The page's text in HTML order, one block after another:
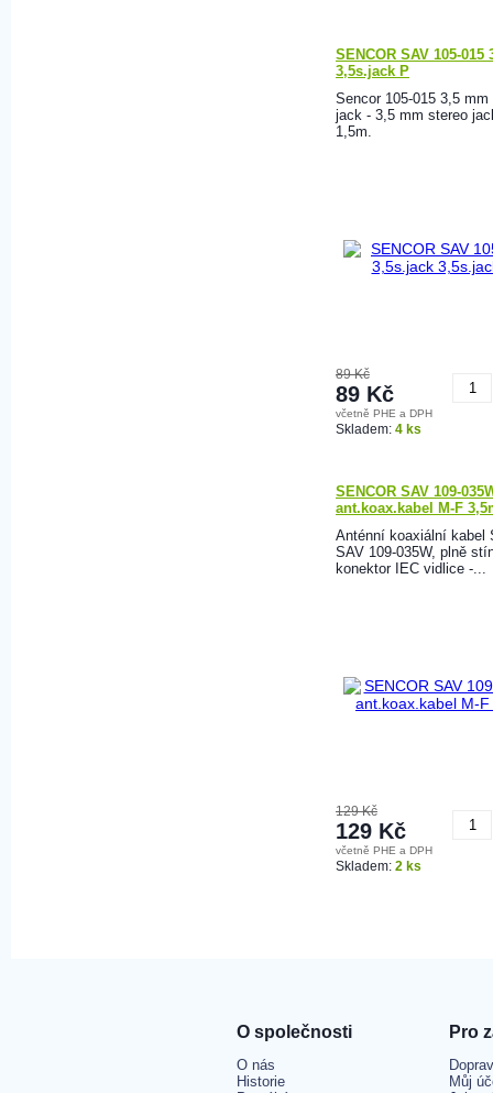
SENCOR SAV 105-015
3,5s.jack P
Sencor 105-015 3,5 mm
jack - 3,5 mm stereo
1,5m.
89 Kč
89 Kč
včetně PHE a DPH
Skladem: 4 ks
SENCOR SAV 109-
ant.koax.kabel M-F
Anténní koaxiální kabel
SAV 109-035W, plně
konektor IEC vidlice -...
129 Kč
129 Kč
včetně PHE a DPH
Skladem: 2 ks
O společnosti
O nás
Historie
Pro
Můj